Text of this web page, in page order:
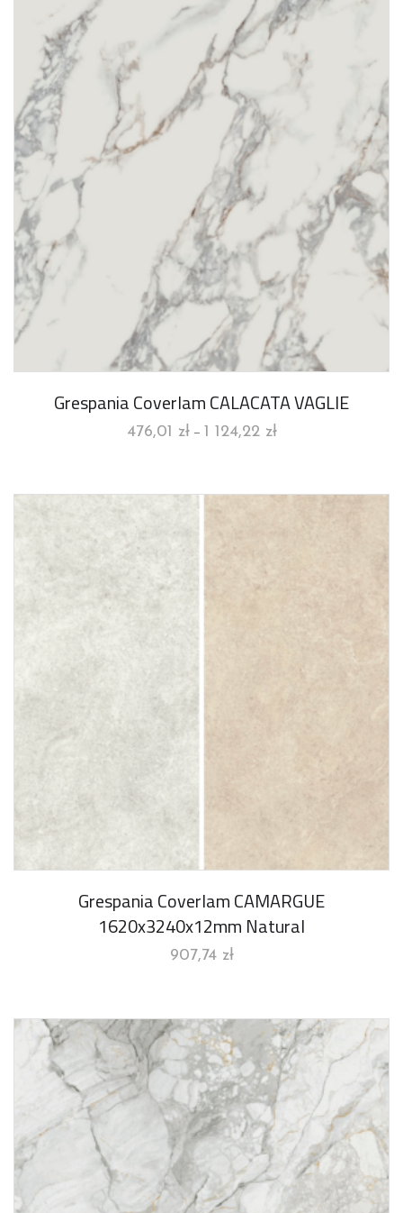
Grespania Coverlam CALACATA VAGLIE
476,01 zł – 1 124,22 zł
Grespania Coverlam CAMARGUE
1620x3240x12mm Natural
907,74 zł